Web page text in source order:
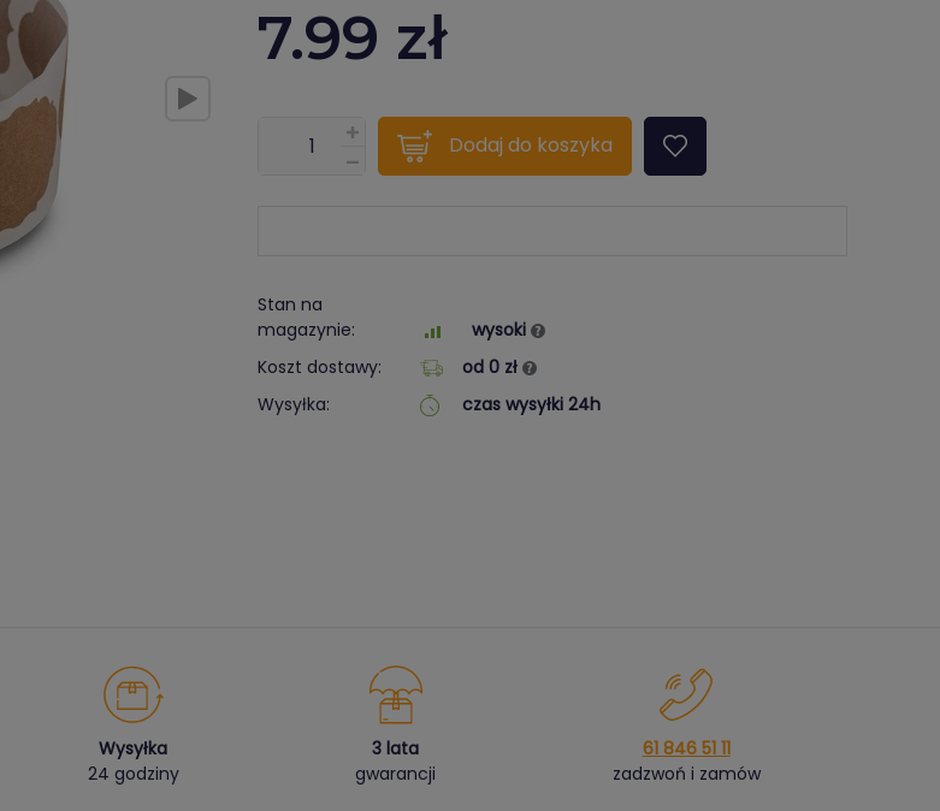
7.99 zł
???pl.msg.item.quantity???
Dodaj do koszyka
Stan na
magazynie:
wysoki
Koszt dostawy:
od 0 zł
Wysyłka:
czas wysyłki 24h
Wysyłka
24 godziny
3 lata
gwarancji
61 846 51 11
zadzwoń i zamów